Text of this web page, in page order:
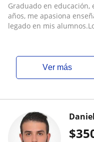
Graduado en educación,
años, me apasiona
legado en mis
ver más
$
Daniel